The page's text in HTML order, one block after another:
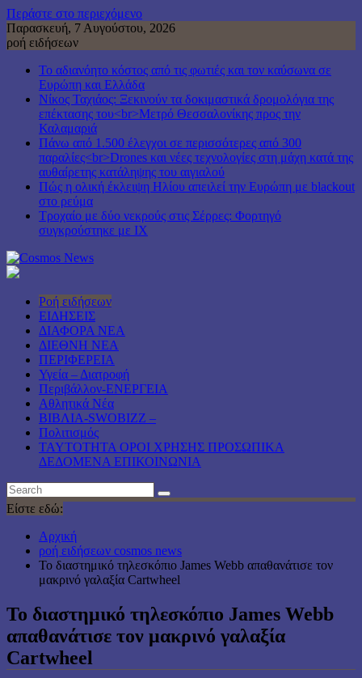
Περάστε στο περιεχόμενο
Παρασκευή, 7 Αυγούστου, 2026
ροή ειδήσεων
Το αδιανόητο κόστος από τις φωτιές και τον καύσωνα σε
Ευρώπη και Ελλάδα
Νίκος Ταχιάος: Ξεκινούν τα δοκιμαστικά δρομολόγια της
επέκτασης του<br>Μετρό Θεσσαλονίκης προς την
Καλαμαριά
Πάνω από 1.500 έλεγχοι σε περισσότερες από 300
παραλίες<br>Drones και νέες τεχνολογίες στη μάχη κατά της
αυθαίρετης κατάληψης του αιγιαλού
Πώς η ολική έκλειψη Ηλίου απειλεί την Ευρώπη με blackout
στο ρεύμα
Τροχαίο με δύο νεκρούς στις Σέρρες: Φορτηγό
συγκρούστηκε με ΙΧ
Ροή ειδήσεων
ΕΙΔΗΣΕΙΣ
ΔΙΑΦΟΡΑ ΝΕΑ
ΔΙΕΘΝΗ ΝΕΑ
ΠΕΡΙΦΕΡΕΙΑ
Υγεία – Διατροφή
Περιβάλλον-ΕΝΕΡΓΕΙΑ
Αθλητικά Νέα
ΒΙΒΛΙΑ-SWOBIZZ –
Πολιτισμός
TAYTOTHTA ΟΡΟΙ ΧΡΗΣΗΣ ΠΡΟΣΩΠΙΚΑ
ΔΕΔΟΜΕΝΑ ΕΠΙΚΟΙΝΩΝΙΑ
Είστε εδώ:
Αρχική
ροή ειδήσεων cosmos news
Το διαστημικό τηλεσκόπιο James Webb απαθανάτισε τον
μακρινό γαλαξία Cartwheel
Το διαστημικό τηλεσκόπιο James Webb
απαθανάτισε τον μακρινό γαλαξία
Cartwheel